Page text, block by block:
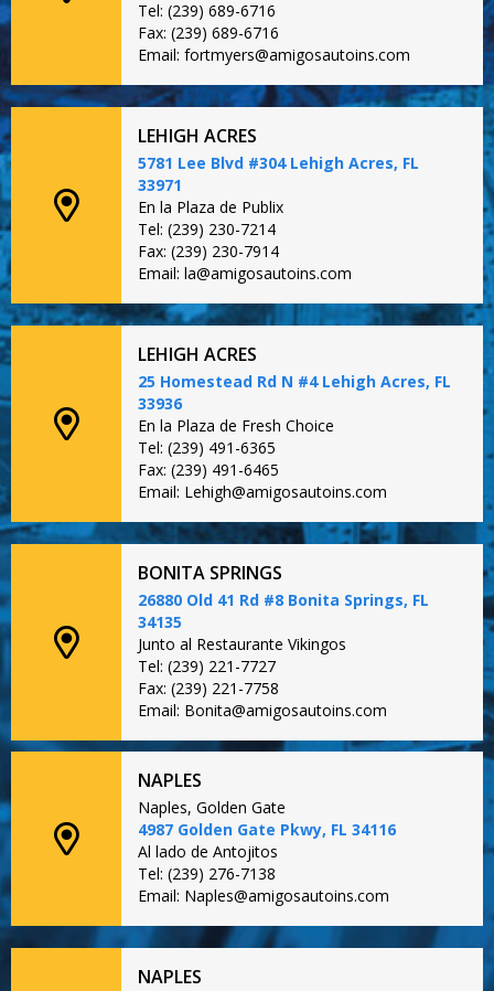
Tel: (239) 689-6716
Fax: (239) 689-6716
Email: fortmyers@amigosautoins.com
LEHIGH ACRES
5781 Lee Blvd #304 Lehigh Acres, FL
33971
En la Plaza de Publix
Tel: (239) 230-7214
Fax: (239) 230-7914
Email: la@amigosautoins.com
LEHIGH ACRES
25 Homestead Rd N #4 Lehigh Acres, FL
33936
En la Plaza de Fresh Choice
Tel: (239) 491-6365
Fax: (239) 491-6465
Email: Lehigh@amigosautoins.com
BONITA SPRINGS
26880 Old 41 Rd #8 Bonita Springs, FL
34135
Junto al Restaurante Vikingos
Tel: (239) 221-7727
Fax: (239) 221-7758
Email: Bonita@amigosautoins.com
NAPLES
Naples, Golden Gate
4987 Golden Gate Pkwy, FL 34116
Al lado de Antojitos
Tel: (239) 276-7138
Email: Naples@amigosautoins.com
NAPLES